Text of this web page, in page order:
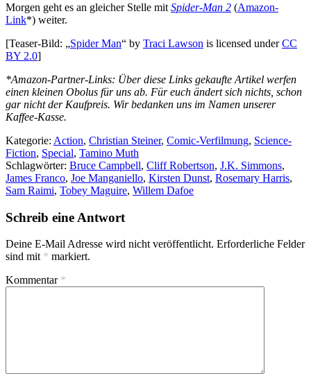
Morgen geht es an gleicher Stelle mit Spider-Man 2 (Amazon-
Link*) weiter.
[Teaser-Bild: „Spider Man“ by Traci Lawson is licensed underCC
BY 2.0]
*Amazon-Partner-Links: Über diese Links gekaufte Artikel werfen
einen kleinen Obolus für uns ab. Für euch ändert sich nichts, schon
gar nicht der Kaufpreis. Wir bedanken uns im Namen unserer
Kaffee-Kasse.
Kategorie: Action, Christian Steiner, Comic-Verfilmung, Science-
Fiction, Special, Tamino Muth
Schlagwörter: Bruce Campbell, Cliff Robertson, J.K. Simmons,
James Franco, Joe Manganiello, Kirsten Dunst, Rosemary Harris,
Sam Raimi, Tobey Maguire, Willem Dafoe
Schreib eine Antwort
Deine E-Mail Adresse wird nicht veröffentlicht. Erforderliche Felder
sind mit * markiert.
Kommentar *